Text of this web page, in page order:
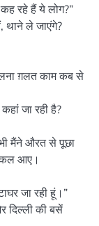
रहे हैं ये लोग?”
थाने ले जाएंगे?
ग़लत काम कब से
जा रही है?
मैंने औरत से पूछा
आए।
जा रही हूं।”
दिल्ली की बसें